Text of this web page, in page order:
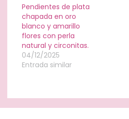
Pendientes de plata
chapada en oro
blanco y amarillo
flores con perla
natural y circonitas.
04/12/2025
Entrada similar